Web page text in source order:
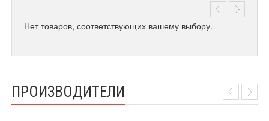
Нет товаров, соответствующих вашему выбору.
ПРОИЗВОДИТЕЛИ